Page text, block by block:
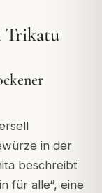
Trikatu
in der
beschreibt
für alle“, eine